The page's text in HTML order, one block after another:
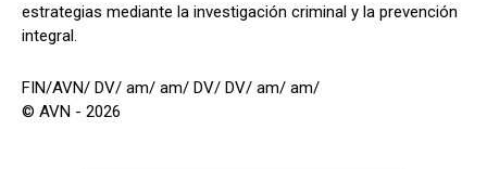
estrategias mediante la investigación criminal y la prevención
integral.
FIN/AVN/ DV/ am/ am/ DV/ DV/ am/ am/
© AVN - 2026